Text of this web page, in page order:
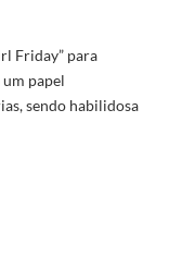
Friday” para
um papel
sendo habilidosa